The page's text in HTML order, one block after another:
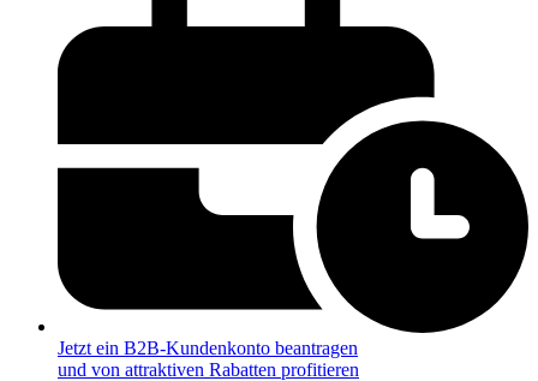
Jetzt ein B2B-Kundenkonto beantragen
und von attraktiven Rabatten profitieren